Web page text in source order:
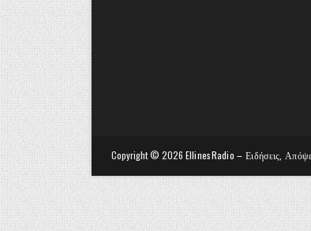
Copyright © 2026 EllinesRadio – Ειδήσεις,